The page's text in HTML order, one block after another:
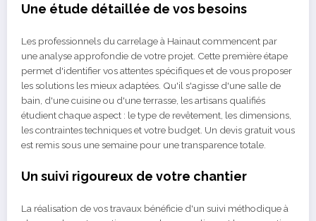
Une étude détaillée de vos besoins
Les professionnels du carrelage à Hainaut commencent par
une analyse approfondie de votre projet. Cette première étape
permet d'identifier vos attentes spécifiques et de vous proposer
les solutions les mieux adaptées. Qu'il s'agisse d'une salle de
bain, d'une cuisine ou d'une terrasse, les artisans qualifiés
étudient chaque aspect : le type de revêtement, les dimensions,
les contraintes techniques et votre budget. Un devis gratuit vous
est remis sous une semaine pour une transparence totale.
Un suivi rigoureux de votre chantier
La réalisation de vos travaux bénéficie d'un suivi méthodique à